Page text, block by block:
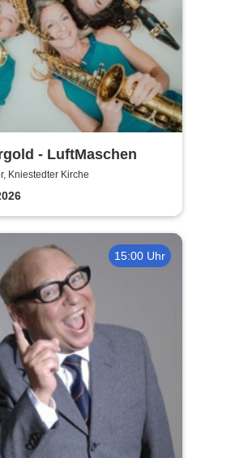
- LuftMaschen
Kniestedter Kirche
15:00 Uhr